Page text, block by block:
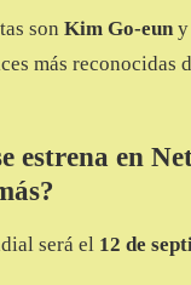
son Kim Go-eun y
más reconocidas
estrena en
será el 12 de